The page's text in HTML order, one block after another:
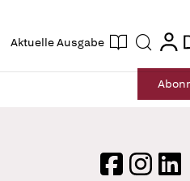
Aktuelle Ausgabe Suche
login
Abo
FacebookInstagram